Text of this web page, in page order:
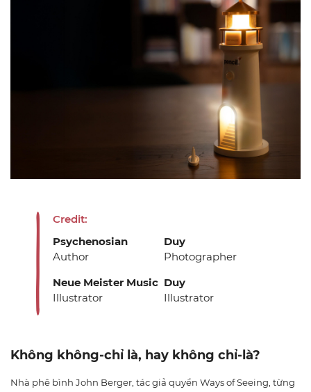
Credit:
Psychenosian
Author
Duy
Photographer
Neue Meister Music
Illustrator
Duy
Illustrator
Không không-chỉ là, hay không chỉ-là?
Nhà phê bình John Berger, tác giả quyển Ways of Seeing, từng